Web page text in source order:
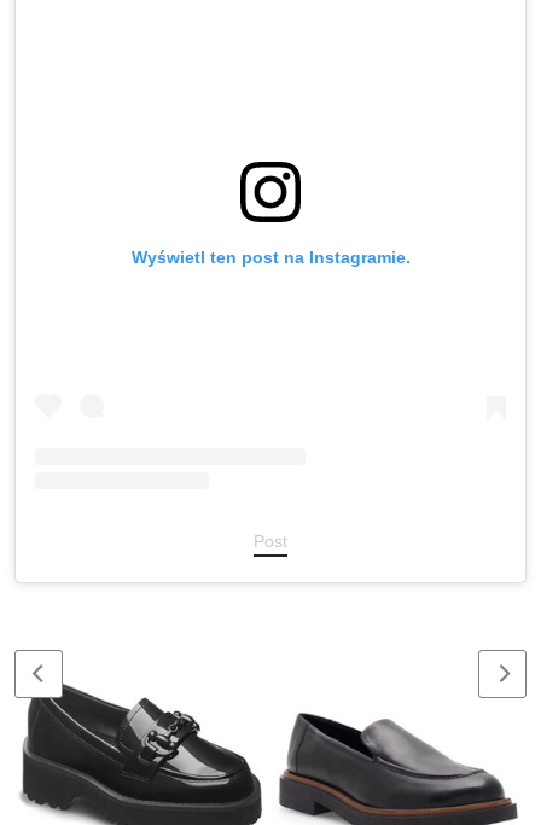
Wyświetl ten post na Instagramie.
Post